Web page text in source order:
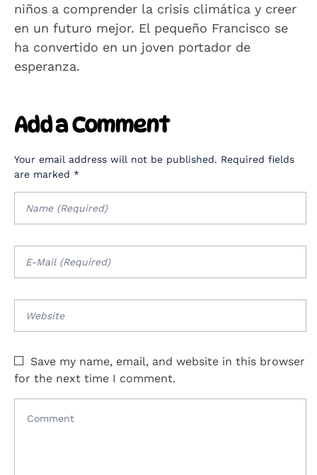
niños a comprender la crisis climática y creer
en un futuro mejor. El pequeño Francisco se
ha convertido en un joven portador de
esperanza.
Add a Comment
Your email address will not be published. Required fields
are marked *
Save my name, email, and website in this browser
for the next time I comment.